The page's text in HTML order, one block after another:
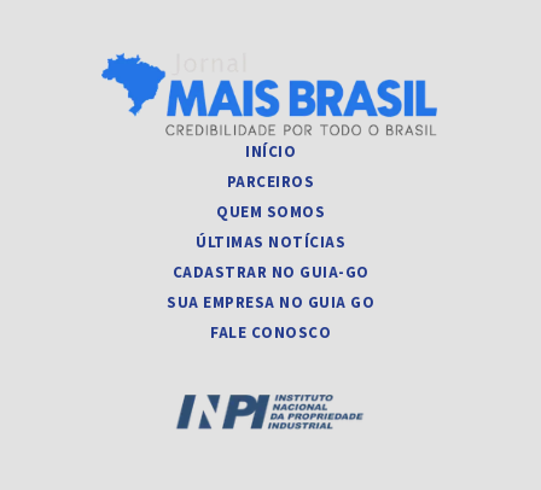
INÍCIO
PARCEIROS
QUEM SOMOS
ÚLTIMAS NOTÍCIAS
CADASTRAR NO GUIA-GO
SUA EMPRESA NO GUIA GO
FALE CONOSCO